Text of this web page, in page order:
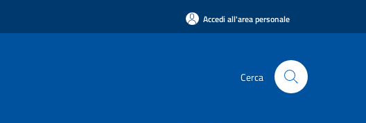
Accedi all'area personale
Cerca